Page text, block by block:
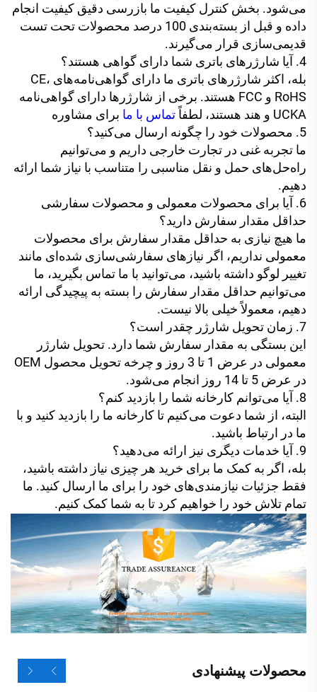
می‌شود. بخش کنترل کیفیت ما بازرسی دقیق کیفیت انجام
داده و قبل از بسته‌بندی 100 درصد محصولات تحت تست
قدیمی‌سازی قرار می‌گیرند.
4. آیا شارژرهای باتری شما دارای گواهی هستند؟
بله، اکثر شارژرهای باتری ما دارای گواهی‌نامه‌های CE،
RoHS و FCC هستند. برخی از شارژرها دارای گواهی‌نامه
UCKA و هند هستند، لطفاً
تماس با ما برای مشاوره
5. محصولات خود را چگونه ارسال می‌کنید؟
ما تجربه غنی در تجارت خارجی داریم و می‌توانیم
راه‌حل‌های حمل و نقل مناسبی را متناسب با نیاز شما ارائه
دهیم.
6. آیا برای محصولات معمولی و محصولات سفارشی
حداقل مقدار سفارش دارید؟
ما هیچ نیازی به حداقل مقدار سفارش برای محصولات
معمولی نداریم، اگر نیازهای سفارشی‌سازی شده‌ای مانند
تغییر لوگو داشته باشید، می‌توانید با ما تماس بگیرید، ما
می‌توانیم حداقل مقدار سفارش را بسته به پیچیدگی ارائه
دهیم، معمولاً خیلی بالا نیست.
7. زمان تحویل شارژر چقدر است؟
این بستگی به مقدار سفارش شما دارد. تحویل شارژر
معمولی در عرض 1 تا 3 روز و چرخه تحویل محصول OEM
در عرض 5 تا 14 روز انجام می‌شود.
8. آیا می‌توانم کارخانه شما را بازدید کنم؟
البته، از شما دعوت می‌کنیم تا کارخانه ما را بازدید کنید و با
ما در ارتباط باشید.
9. آیا خدمات دیگری نیز ارائه می‌دهید؟
بله، اگر به کمک ما برای خرید هر چیزی نیاز داشته باشید،
فقط جزئیات نیازمندی‌های خود را برای ما ارسال کنید. ما
تمام تلاش خود را خواهیم کرد تا به شما کمک کنیم.
محصولات پیشنهادی